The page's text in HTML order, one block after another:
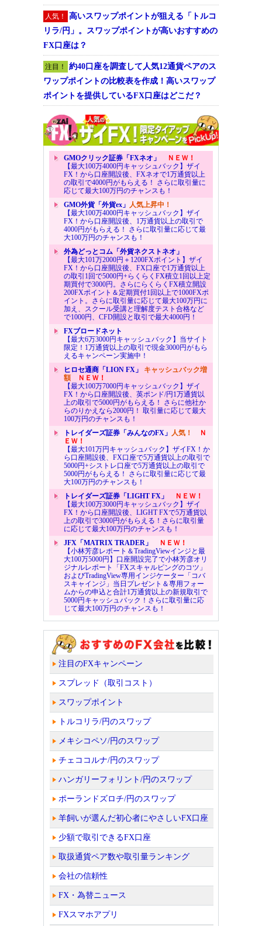
人気！
高いスワップポイントが狙える「トルコ
リラ/円」。スワップポイントが高いおすすめの
FX口座は？
注目！
約40口座を調査して人気12通貨ペアのス
ワップポイントの比較表を作成！高いスワップ
ポイントを提供しているFX口座はどこだ？
GMOクリック証券「FXネオ」
ＮＥＷ！
【最大100万4000円キャッシュバック】ザイ
FX！から口座開設後、FXネオで1万通貨以上
の取引で4000円がもらえる！ さらに取引量に
応じて最大100万円のチャンスも！
GMO外貨「外貨ex」 人気上昇中！
【最大100万4000円キャッシュバック】ザイ
FX！から口座開設後、1万通貨以上の取引で
4000円がもらえる！ さらに取引量に応じて最
大100万円のチャンスも！
外為どっとコム「外貨ネクストネオ」
【最大101万2000円＋1200FXポイント】ザイ
FX！から口座開設後、FX口座で1万通貨以上
の取引1回で5000円+らくらくFX積立1回以上定
期買付で3000円。さらにらくらくFX積立開設
200FXポイント＆定期買付1回以上で1000FXポ
イント。さらに取引量に応じて最大100万円に
加え、スクール受講と理解度テスト合格など
で1000円、CFD開設と取引で最大4000円！
FXブロードネット
【最大6万3000円キャッシュバック】当サイト
限定！1万通貨以上の取引で現金3000円がもら
えるキャンペーン実施中！
ヒロセ通商「LION FX」 キャッシュバック増
額ＮＥＷ！
【最大100万7000円キャッシュバック】ザイ
FX！から口座開設後、英ポンド/円1万通貨以
上の取引で5000円がもらえる！ さらに他社か
らのりかえなら2000円！ 取引量に応じて最大
100万円のチャンスも！
トレイダーズ証券「みんなのFX」 人気！
Ｎ
ＥＷ！
【最大101万円キャッシュバック】ザイFX！か
ら口座開設後、FX口座で5万通貨以上の取引で
5000円+シストレ口座で5万通貨以上の取引で
5000円がもらえる！ さらに取引量に応じて最
大100万円のチャンスも！
トレイダーズ証券「LIGHT FX」
ＮＥＷ！
【最大100万3000円キャッシュバック】ザイ
FX！から口座開設後、LIGHT FXで5万通貨以
上の取引で3000円がもらえる！さらに取引量
に応じて最大100万円のチャンスも！
JFX「MATRIX TRADER」
ＮＥＷ！
【小林芳彦レポート＆TradingViewインジと最
大100万5000円】口座開設完了で小林芳彦オリ
ジナルレポート「FXスキャルピングのコツ」
およびTradingView専用インジケーター「コバ
スキャインジ」当日プレゼント＆専用フォー
ムからの申込と合計1万通貨以上の新規取引で
5000円キャッシュバック！さらに取引量に応
じて最大100万円のチャンスも！
注目のFXキャンペーン
スプレッド（取引コスト）
スワップポイント
トルコリラ/円のスワップ
メキシコペソ/円のスワップ
チェココルナ/円のスワップ
ハンガリーフォリント/円のスワップ
ポーランドズロチ/円のスワップ
羊飼いが選んだ初心者にやさしいFX口座
少額で取引できるFX口座
取扱通貨ペア数や取引量ランキング
会社の信頼性
FX・為替ニュース
FXスマホアプリ